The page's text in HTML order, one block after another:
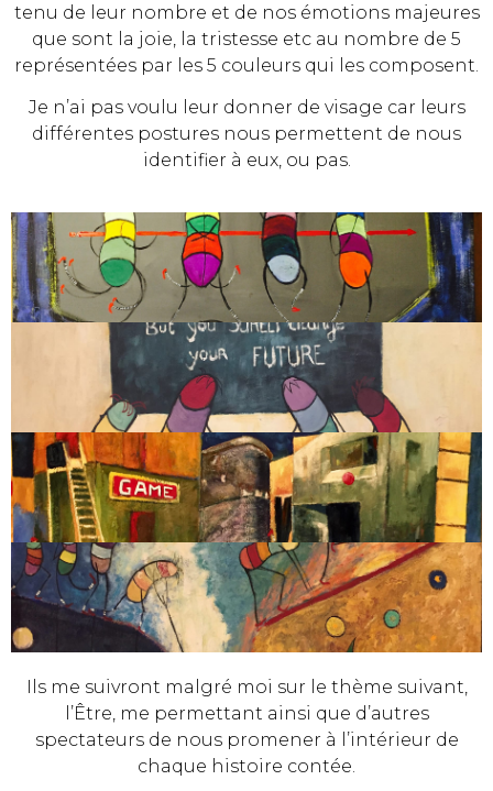
tenu de leur nombre et de nos émotions majeures
que sont la joie, la tristesse etc au nombre de 5
représentées par les 5 couleurs qui les composent.
Je n’ai pas voulu leur donner de visage car leurs
différentes postures nous permettent de nous
identifier à eux, ou pas.
Ils me suivront malgré moi sur le thème suivant,
l’Être, me permettant ainsi que d’autres
spectateurs de nous promener à l’intérieur de
chaque histoire contée.